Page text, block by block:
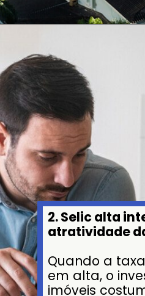
2. Selic alta
atratividade
Quando a
em alta, o
imóveis